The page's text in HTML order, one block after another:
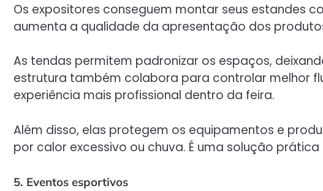
Os expositores conseguem montar seus estandes
aumenta a qualidade da apresentação dos
As tendas permitem padronizar os espaços,
estrutura também colabora para controlar melhor
experiência mais profissional dentro da feira.
Além disso, elas protegem os equipamentos e
por calor excessivo ou chuva. É uma solução
5. Eventos esportivos